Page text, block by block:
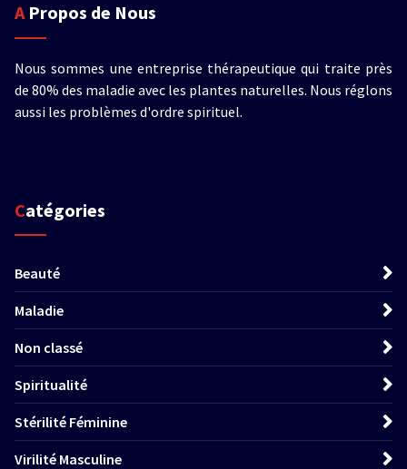
A Propos de Nous
Nous sommes une entreprise thérapeutique qui traite près
de 80% des maladie avec les plantes naturelles. Nous réglons
aussi les problèmes d'ordre spirituel.
Catégories
Beauté
Maladie
Non classé
Spiritualité
Stérilité Féminine
Virilité Masculine